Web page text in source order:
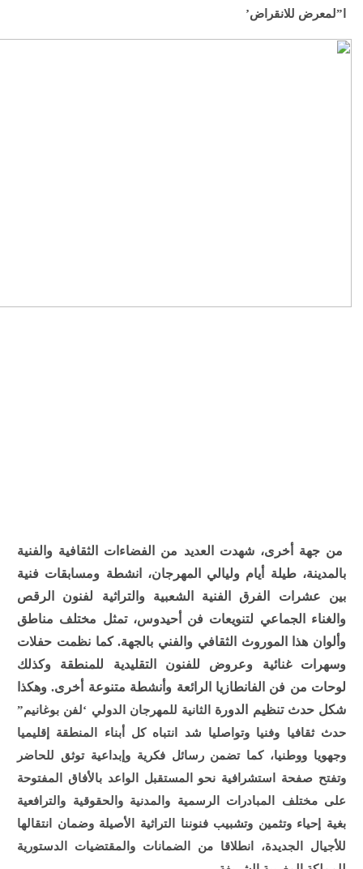
ا”لمعرض للانقراض’
من جهة أخرى، شهدت العديد من الفضاءات الثقافية والفنية
بالمدينة، طيلة أيام وليالي المهرجان، انشطة ومسابقات فنية
بين عشرات الفرق الفنية الشعبية والتراثية لفنون الرقص
والغناء الجماعي لتنويعات فن أحيدوس، تمثل مختلف مناطق
وألوان هذا الموروث الثقافي والفني بالجهة. كما نظمت حفلات
وسهرات غنائية وعروض للفنون التقليدية للمنطقة وكذلك
لوحات من فن الفانطازيا الرائعة وأنشطة متنوعة أخرى. وهكذا
شكل حدث تنظيم الدورة
الثانية للمهرجان الدولي ‘لفن بوغانيم”
حدث ثقافيا وفنيا وتواصليا شد انتباه كل أبناء المنطقة إقليميا
وجهويا ووطنيا، كما تضمن رسائل فكرية وإبداعية توثق للحاضر
وتفتح صفحة استشرافية نحو المستقبل الواعد بالأفاق المفتوحة
على مختلف المبادرات الرسمية والمدنية والحقوقية والترافعية
بغية إحياء وتثمين وتشبيب فنوننا التراثية الأصيلة وضمان انتقالها
للأجيال الجديدة، انطلاقا من الضمانات والمقتضيات الدستورية